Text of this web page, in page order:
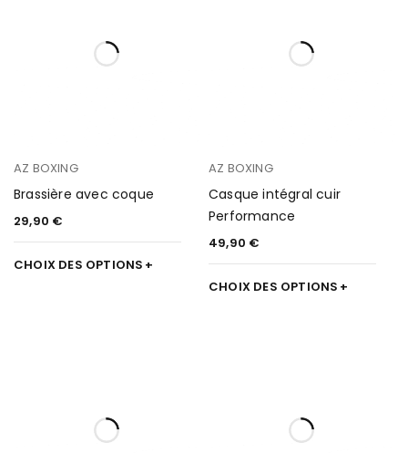
AZ BOXING
Brassière avec coque
29,90 €
CHOIX DES OPTIONS
AZ BOXING
Casque intégral cuir
Performance
49,90 €
CHOIX DES OPTIONS